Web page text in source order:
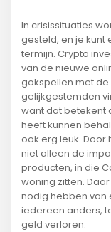
In crisissituaties
gesteld, en je kunt
termijn. Crypto
van de nieuwe
gokspellen met
gelijkgestemden
want dat betekent
heeft kunnen
ook erg leuk. Door
niet alleen de
producten, in die
woning zitten.
nodig hebben van
iedereen anders,
geld verloren.